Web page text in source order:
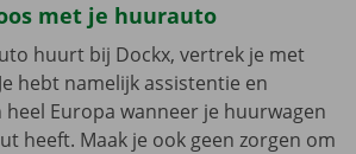
met je huurauto
huurt bij Dockx, vertrek je met
hebt namelijk assistentie en
Europa wanneer je huurwagen
heeft. Maak je ook geen zorgen om